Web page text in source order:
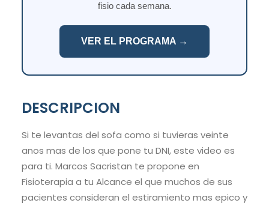
fisio cada semana.
VER EL PROGRAMA →
DESCRIPCION
Si te levantas del sofa como si tuvieras veinte
anos mas de los que pone tu DNI, este video es
para ti. Marcos Sacristan te propone en
Fisioterapia a tu Alcance el que muchos de sus
pacientes consideran el estiramiento mas epico y